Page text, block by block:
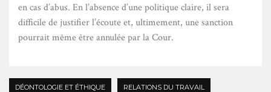
en cas d’abus. En l’absence d’une politique claire, il sera
difficile de justifier l’écoute et, ultimement, une sanction
pourrait même être annulée par la Cour.
DÉONTOLOGIE ET ÉTHIQUE RELATIONS DU TRAVAIL